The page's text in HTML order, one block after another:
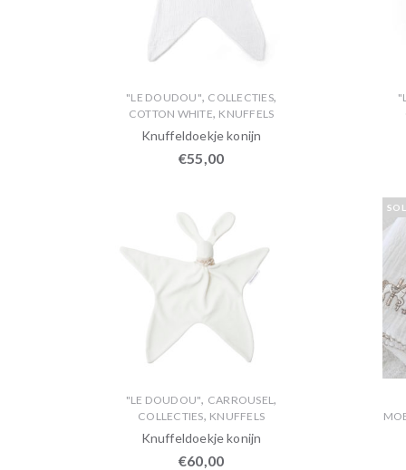
"LE DOUDOU", COLLECTIES,
COTTON WHITE, KNUFFELS
Knuffeldoekje konijn
€55,00
"LE DOUDOU", CARROUSEL,
COLLECTIES, KNUFFELS
Knuffeldoekje konijn
€60,00